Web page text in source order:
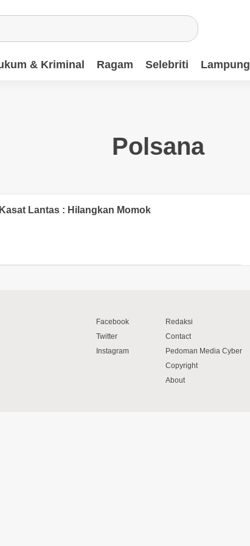
& Kriminal Ragam Selebriti Lampung
Polsana
Lantas : Hilangkan Momok
Facebook
Twitter
Instagram
Redaksi
Contact
Pedoman Media Cyber
Copyright
About